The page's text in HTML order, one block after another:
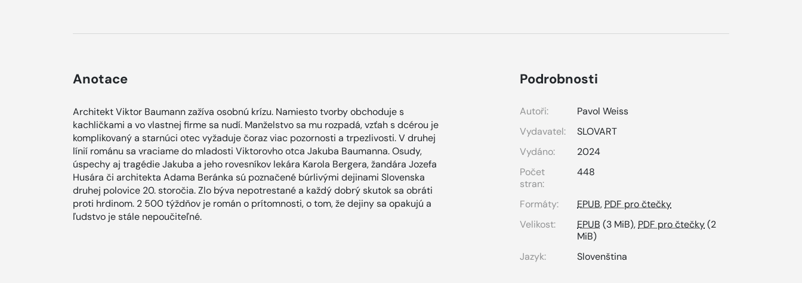
Anotace
Architekt Viktor Baumann zažíva osobnú krízu. Namiesto tvorby obchoduje s
kachličkami a vo vlastnej firme sa nudí. Manželstvo sa mu rozpadá, vzťah s dcérou je
komplikovaný a starnúci otec vyžaduje čoraz viac pozornosti a trpezlivosti. V druhej
línií románu sa vraciame do mladosti Viktorovho otca Jakuba Baumanna. Osudy,
úspechy aj tragédie Jakuba a jeho rovesníkov lekára Karola Bergera, žandára Jozefa
Husára či architekta Adama Beránka sú poznačené búrlivými dejinami Slovenska
druhej polovice 20. storočia. Zlo býva nepotrestané a každý dobrý skutok sa obráti
proti hrdinom. 2 500 týždňov je román o prítomnosti, o tom, že dejiny sa opakujú a
ľudstvo je stále nepoučiteľné.
Podrobnosti
Autoři:
Pavol Weiss
Vydavatel:
SLOVART
Vydáno:
2024
Počet
stran:
448
Formáty: EPUB, PDF pro čtečky
Velikost:
EPUB (3 MiB), PDF pro čtečky(2
MiB)
Jazyk:
Slovenština